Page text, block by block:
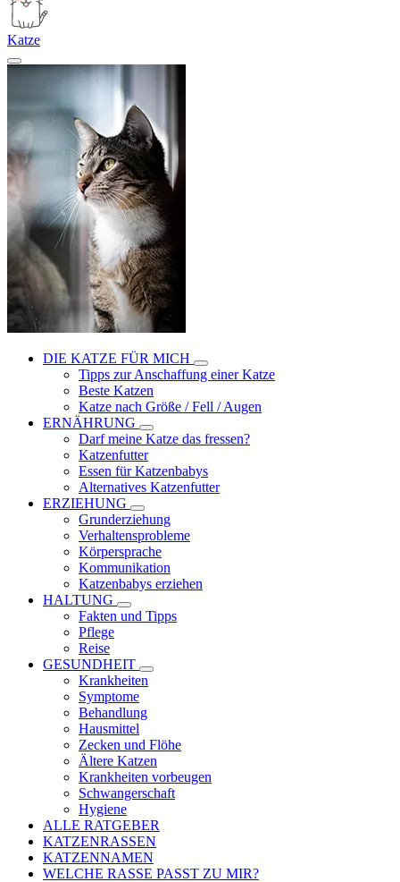
Katze
DIE KATZE FÜR MICH
Tipps zur Anschaffung einer Katze
Beste Katzen
Katze nach Größe / Fell / Augen
ERNÄHRUNG
Darf meine Katze das fressen?
Katzenfutter
Essen für Katzenbabys
Alternatives Katzenfutter
ERZIEHUNG
Grunderziehung
Verhaltensprobleme
Körpersprache
Kommunikation
Katzenbabys erziehen
HALTUNG
Fakten und Tipps
Pflege
Reise
GESUNDHEIT
Krankheiten
Symptome
Behandlung
Hausmittel
Zecken und Flöhe
Ältere Katzen
Krankheiten vorbeugen
Schwangerschaft
Hygiene
ALLE RATGEBER
KATZENRASSEN
KATZENNAMEN
WELCHE RASSE PASST ZU MIR?